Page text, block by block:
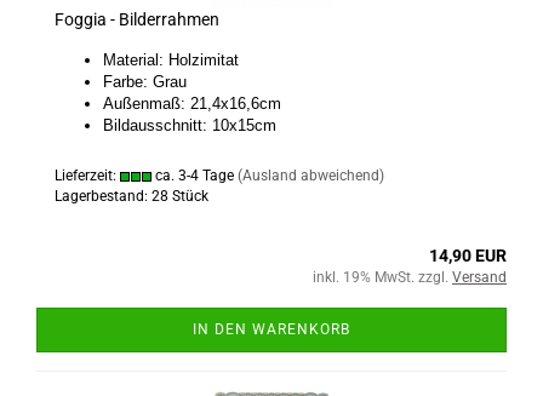
Foggia - Bilderrahmen
Material: Holzimitat
Farbe: Grau
Außenmaß: 21,4x16,6cm
Bildausschnitt: 10x15cm
Lieferzeit: ca. 3-4 Tage (Ausland abweichend)
Lagerbestand: 28 Stück
14,90 EUR
inkl. 19% MwSt. zzgl. Versand
IN DEN WARENKORB